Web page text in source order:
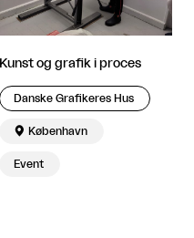
Kunst og grafik i proces
Danske Grafikeres Hus
 København
Event